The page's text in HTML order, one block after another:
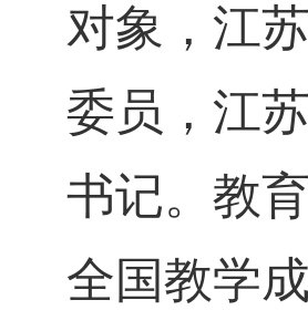
对象，江
委员，江
书记。教
全国教学